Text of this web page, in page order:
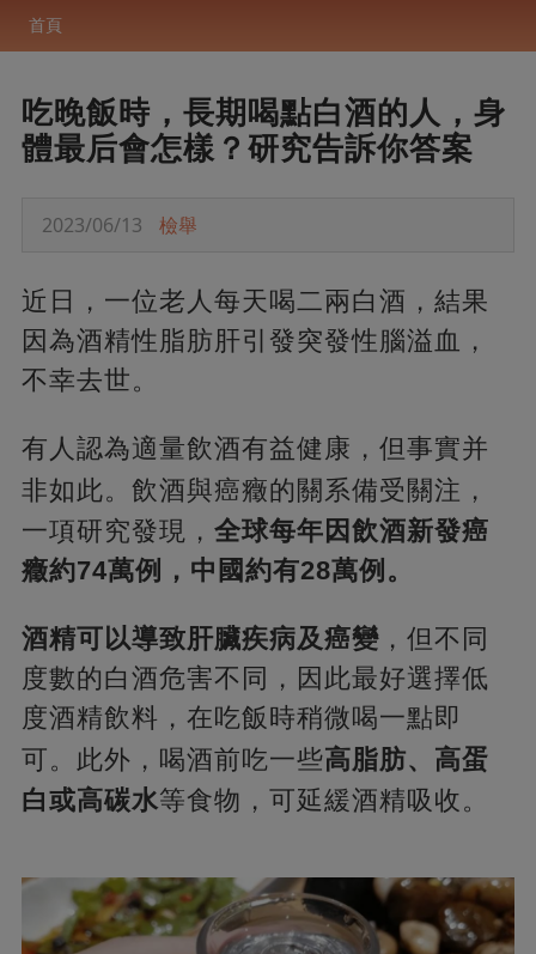
首頁
吃晚飯時，長期喝點白酒的人，身
體最后會怎樣？研究告訴你答案
2023/06/13 檢舉
近日，一位老人每天喝二兩白酒，結果
因為酒精性脂肪肝引發突發性腦溢血，
不幸去世。
有人認為適量飲酒有益健康，但事實并
非如此。飲酒與癌癥的關系備受關注，
一項研究發現， 全球每年因飲酒新發癌
癥約74萬例，中國約有28萬例。
酒精可以導致肝臟疾病及癌變，但不同
度數的白酒危害不同，因此最好選擇低
度酒精飲料，在吃飯時稍微喝一點即
可。 此外，喝酒前吃一些高脂肪、高蛋
白或高碳水等食物，可延緩酒精吸收。